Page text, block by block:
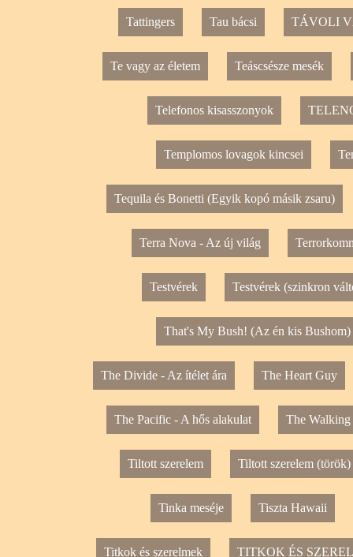
Tattingers Tau bácsi TÁVOLI
Te vagy az életem Teáscsésze mesék
Telefonos kisasszonyok
Templomos lovagok kincsei
Tequila és Bonetti (Egyik kopó másik zsaru)
Terra Nova - Az új világ
Testvérek Testvérek (szinkron
That's My Bush! (Az én kis Bushom)
The Divide - Az ítélet ára The Heart Guy
The Pacific - A hős alakulat The Walking
Tiltott szerelem Tiltott szerelem (török)
Tinka meséje Tiszta Hawaii
Titkok és szerelmek TITKOK ÉS